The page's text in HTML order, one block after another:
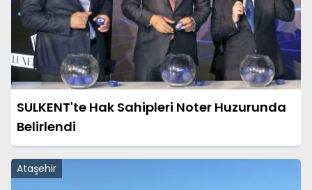
SULKENT'te Hak Sahipleri Noter Huzurunda
Belirlendi
Ataşehir